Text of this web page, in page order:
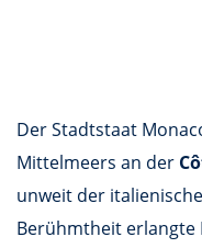
Der Stadtstaat
Mittelmeers an der
unweit der
Berühmtheit erlangte